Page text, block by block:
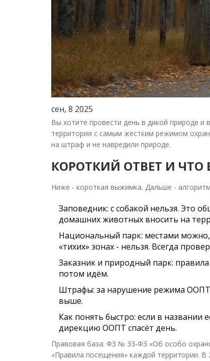
сен, 8 2025
Вы хотите провести день в дикой природе и
территория с самым жёстким режимом
на штраф и не навредили природе.
КОРОТКИЙ ОТВЕТ И ЧТО
Ниже - короткая выжимка. Дальше -
Заповедник: с собакой нельзя. Это
домашних животных вносить на
Национальный парк: местами
«тихих» зонах - нельзя. Всегда
Заказник и природный парк:
потом идём.
Штрафы: за нарушение режима ООПТ
выше.
Как понять быстро: если в названии
дирекцию ООПТ спасёт день.
Правовая база: ФЗ № 33‑ФЗ «Об особо
«Правила посещения» каждой территории. В